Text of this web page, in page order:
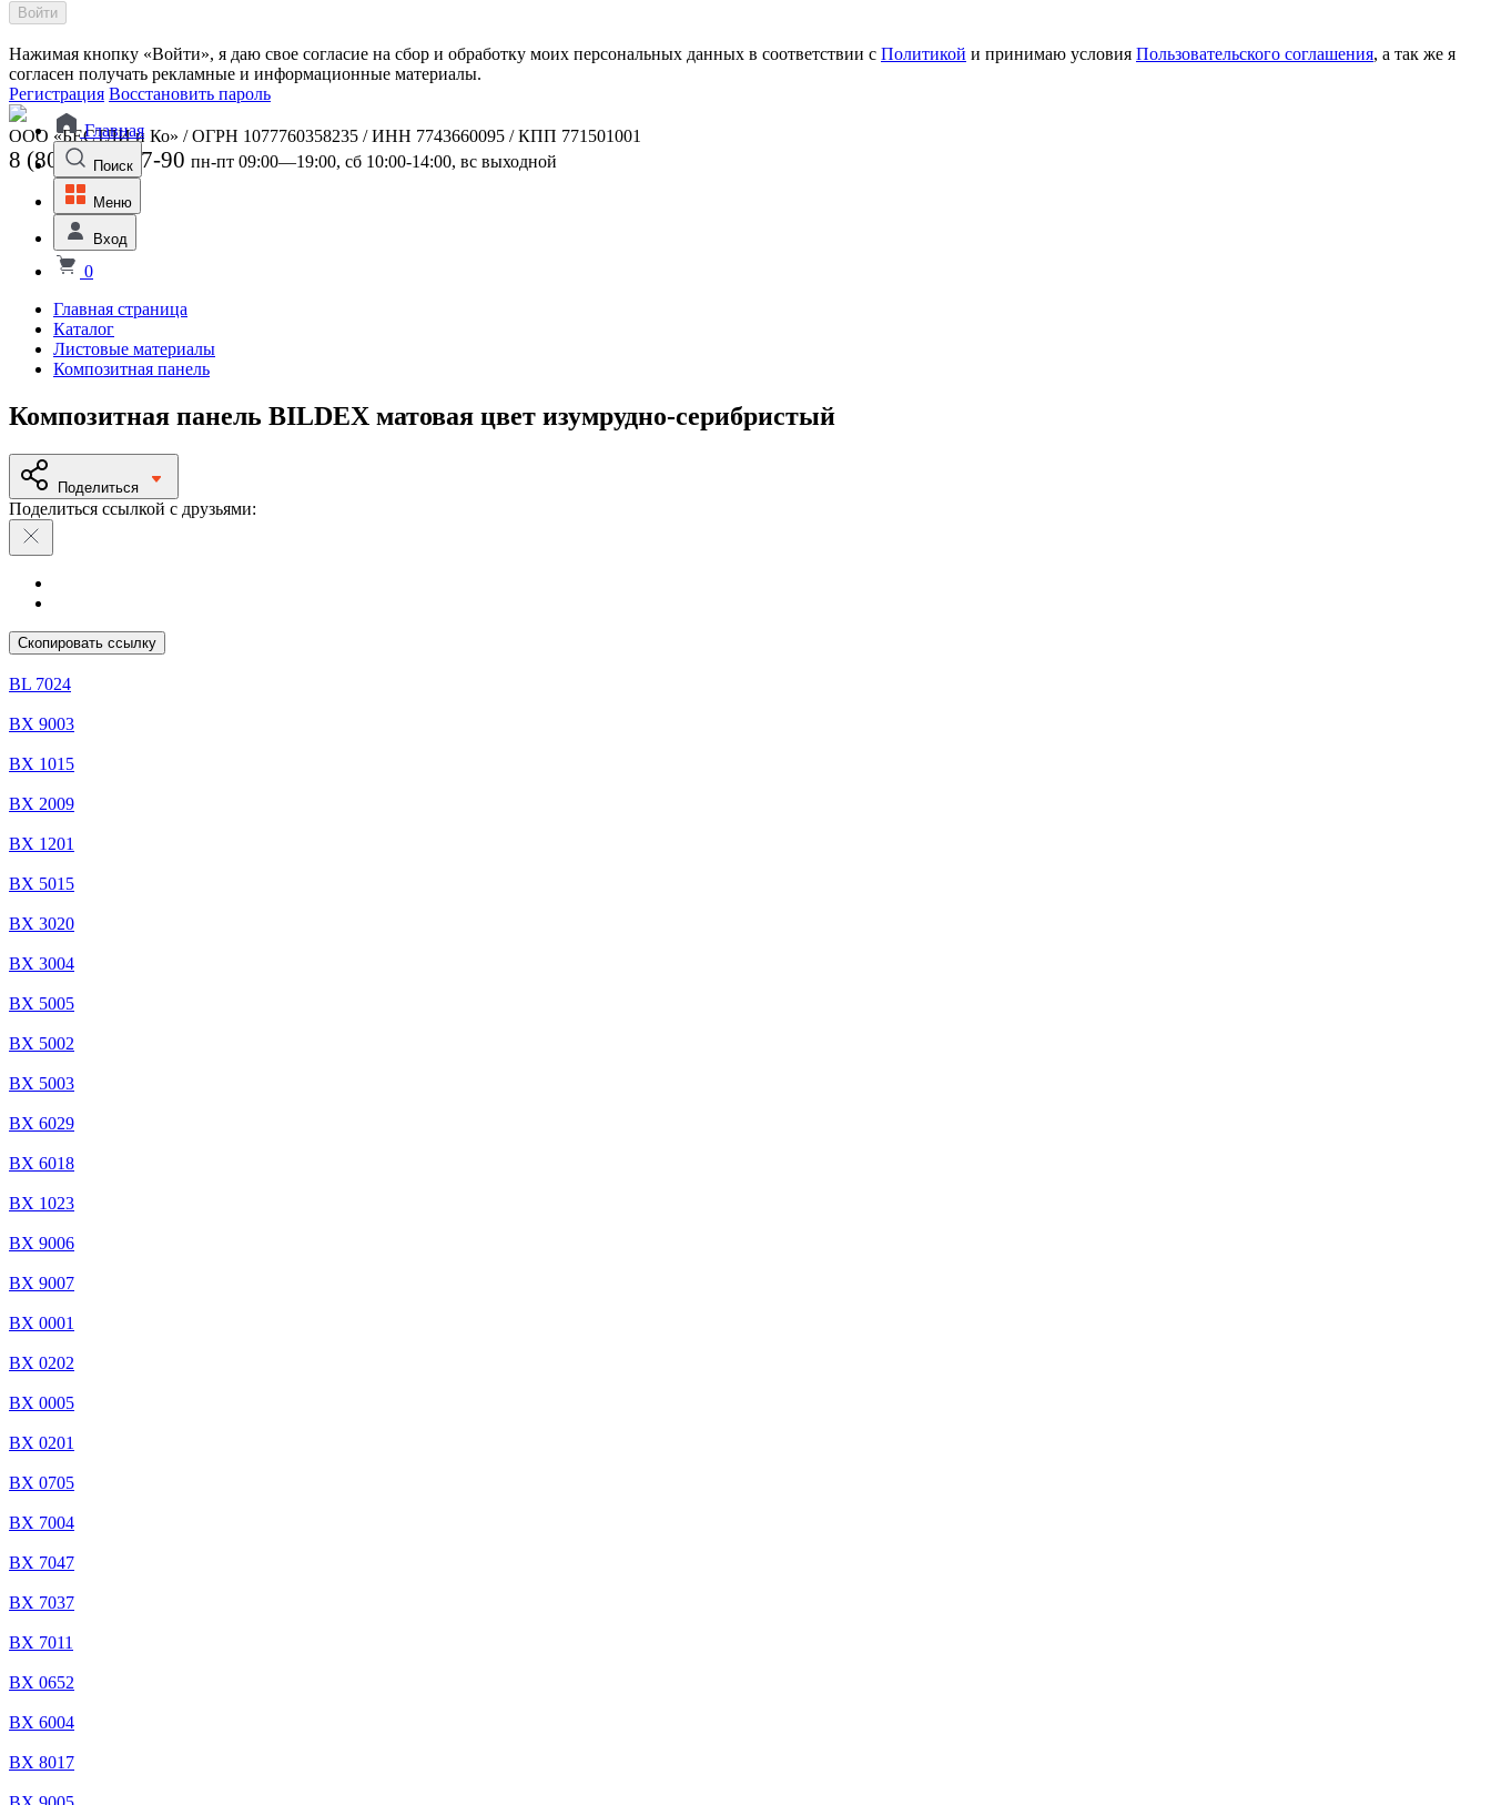
Войти
Нажимая кнопку «Войти», я даю свое согласие на сбор и обработку моих персональных данных в соответствии с Политикой и принимаю условия Пользовательского соглашения, а так же я
согласен получать рекламные и информационные материалы.
Регистрация Восстановить пароль
ООО «БЕСТЛИ и Ко» / ОГРН 1077760358235 / ИНН 7743660095 / КПП 771501001
8 (800) 301-07-90 пн-пт 09:00—19:00, сб 10:00-14:00, вс выходной
Главная
Поиск
Меню
Вход
0
Главная страница
Каталог
Листовые материалы
Композитная панель
Композитная панель BILDEX матовая цвет изумрудно-серибристый
Поделиться
Поделиться ссылкой с друзьями:
Скопировать ссылку
BL 7024
BX 9003
BX 1015
BX 2009
BX 1201
BX 5015
BX 3020
BX 3004
BX 5005
BX 5002
BX 5003
BX 6029
BX 6018
BX 1023
BX 9006
BX 9007
BX 0001
BX 0202
BX 0005
BX 0201
BX 0705
BX 7004
BX 7047
BX 7037
BX 7011
BX 0652
BX 6004
BX 8017